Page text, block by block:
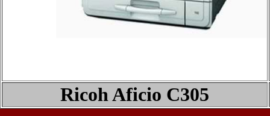
Ricoh Aficio C305